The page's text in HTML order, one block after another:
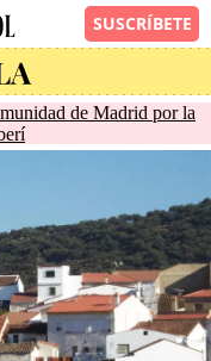
de Madrid por la